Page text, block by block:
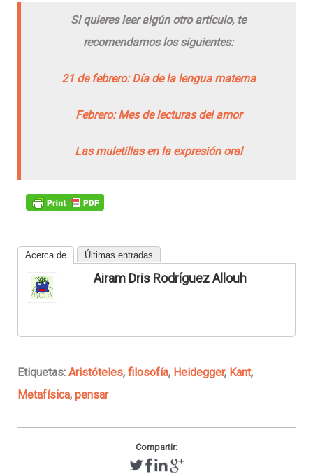
Si quieres leer algún otro artículo, te
recomendamos los siguientes:
21 de febrero: Día de la lengua materna
Febrero: Mes de lecturas del amor
Las muletillas en la expresión oral
Acerca de Últimas entradas
Airam Dris Rodríguez Allouh
Etiquetas: Aristóteles, filosofía, Heidegger, Kant,
Metafísica, pensar
Compartir: